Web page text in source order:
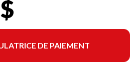
DE PAIEMENT